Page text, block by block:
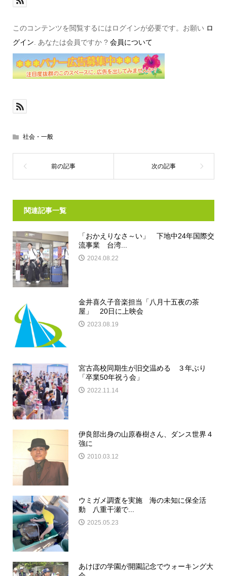
このコンテンツを閲覧するにはログインが必要です。お願い ロ
グイン . あなたは会員ですか ? 会員について
社会・一般
関連記事一覧
「おかえりなさ～い」 下地中24年国際交
流事業 台湾...
2024.08.22
金井喜久子音楽担当「八月十五夜の茶
屋」 20日に上映会
2023.08.19
宮古高校同期生が旧交温める ３年ぶり
「卒業50年祝う会」
2022.11.14
伊良部出身の山原春樹さん、ダンス世界４
強に
2010.03.12
ウミガメ調査を実施 海の未知に保全活
動 八重干瀬で...
2025.05.23
あけぼの学園が開園記念でウォーキング大